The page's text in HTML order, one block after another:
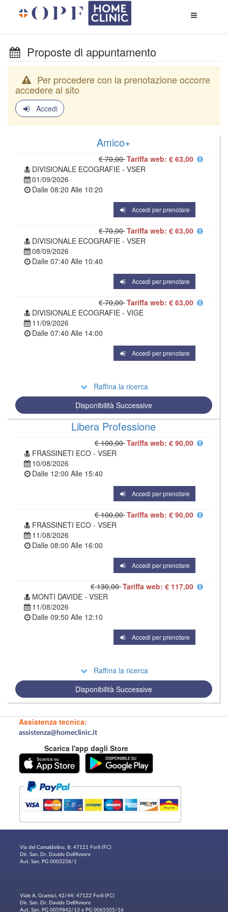
di
Proposte di appuntamento
Per procedere con la prenotazione occorre
accedere al sito
Accedi
Amico+
€ 70,00Tariffa web: € 63,00
DIVISIONALE ECOGRAFIE - VSER
01/09/2026
Dalle 08:20 Alle 10:20
Accedi per prenotare
€ 70,00Tariffa web: € 63,00
DIVISIONALE ECOGRAFIE - VSER
08/09/2026
Dalle 07:40 Alle 10:40
Accedi per prenotare
€ 70,00Tariffa web: € 63,00
DIVISIONALE ECOGRAFIE - VIGE
11/09/2026
Dalle 07:40 Alle 14:00
Accedi per prenotare
Raffina la ricerca
Disponibilità Successive
Libera Professione
€ 100,00Tariffa web: € 90,00
FRASSINETI ECO - VSER
10/08/2026
Dalle 12:00 Alle 15:40
Accedi per prenotare
€ 100,00Tariffa web: € 90,00
FRASSINETI ECO - VSER
11/08/2026
Dalle 08:00 Alle 16:00
Accedi per prenotare
€ 130,00Tariffa web: € 117,00
MONTI DAVIDE - VSER
11/08/2026
Dalle 09:50 Alle 12:10
Accedi per prenotare
Raffina la ricerca
Disponibilità Successive
Assistenza tecnica:
assistenza@homeclinic.it
Scarica l'app dagli Store
Via del Camaldolino, 8; 47121 Forlì (FC)
Dir. San. Dr. Davide Dell'Amore
Aut. San. PG 0003258/1
Viale A. Gramsci, 42/44; 47122 Forlì (FC)
Dir. San. Dr. Davide Dell'Amore
Aut. San. PG 0059842/13 e PG 0065505/16